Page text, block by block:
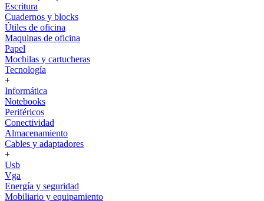
Escritura
Cuadernos y blocks
Útiles de oficina
Maquinas de oficina
Papel
Mochilas y cartucheras
Tecnología
+
Informática
Notebooks
Periféricos
Conectividad
Almacenamiento
Cables y adaptadores
+
Usb
Vga
Energía y seguridad
Mobiliario y equipamiento